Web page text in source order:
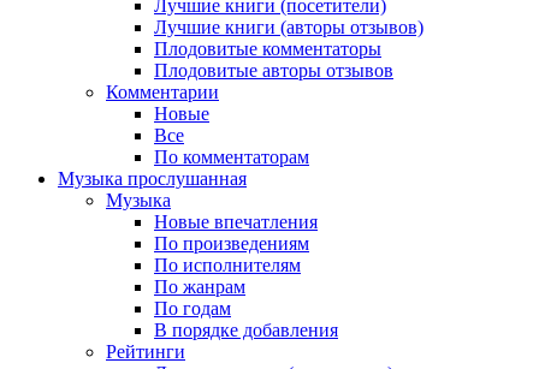
Лучшие книги (посетители)
Лучшие книги (авторы отзывов)
Плодовитые комментаторы
Плодовитые авторы отзывов
Комментарии
Новые
Все
По комментаторам
Музыка прослушанная
Музыка
Новые впечатления
По произведениям
По исполнителям
По жанрам
По годам
В порядке добавления
Рейтинги